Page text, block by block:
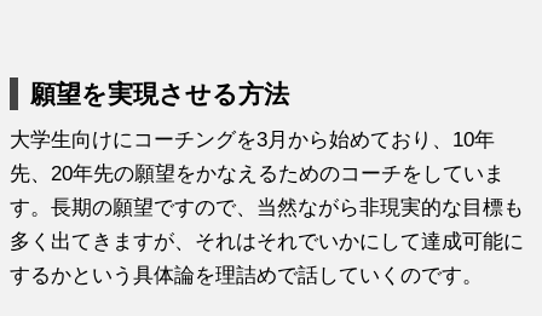
願望を実現させる方法
大学生向けにコーチングを3月から始めており、10年
先、 20年先の願望をかなえるためのコーチをしていま
す。長期の願望ですので、 当然ながら非現実的な目標も
多く出てきますが、 それはそれでいかにして達成可能に
するかという具体論を理詰めで話していくのです。